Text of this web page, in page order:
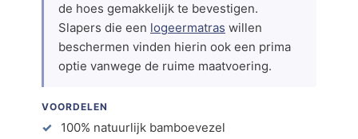
de hoes gemakkelijk te bevestigen.
Slapers die een logeermatras willen
beschermen vinden hierin ook een prima
optie vanwege de ruime maatvoering.
VOORDELEN
100% natuurlijk bamboevezel